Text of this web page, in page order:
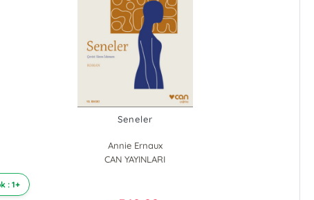
Seneler
Annie Ernaux
CAN YAYINLARI
: 1+